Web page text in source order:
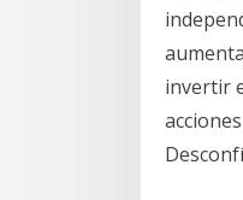
invertir